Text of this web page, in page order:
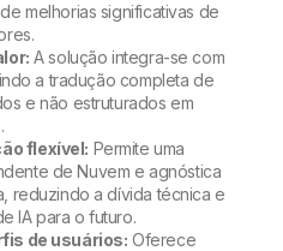
melhorias significativas de
A solução integra-se com
a tradução completa de
e não estruturados em
flexível: Permite uma
de Nuvem e agnóstica
reduzindo a dívida técnica e
IA para o futuro.
de usuários: Oferece